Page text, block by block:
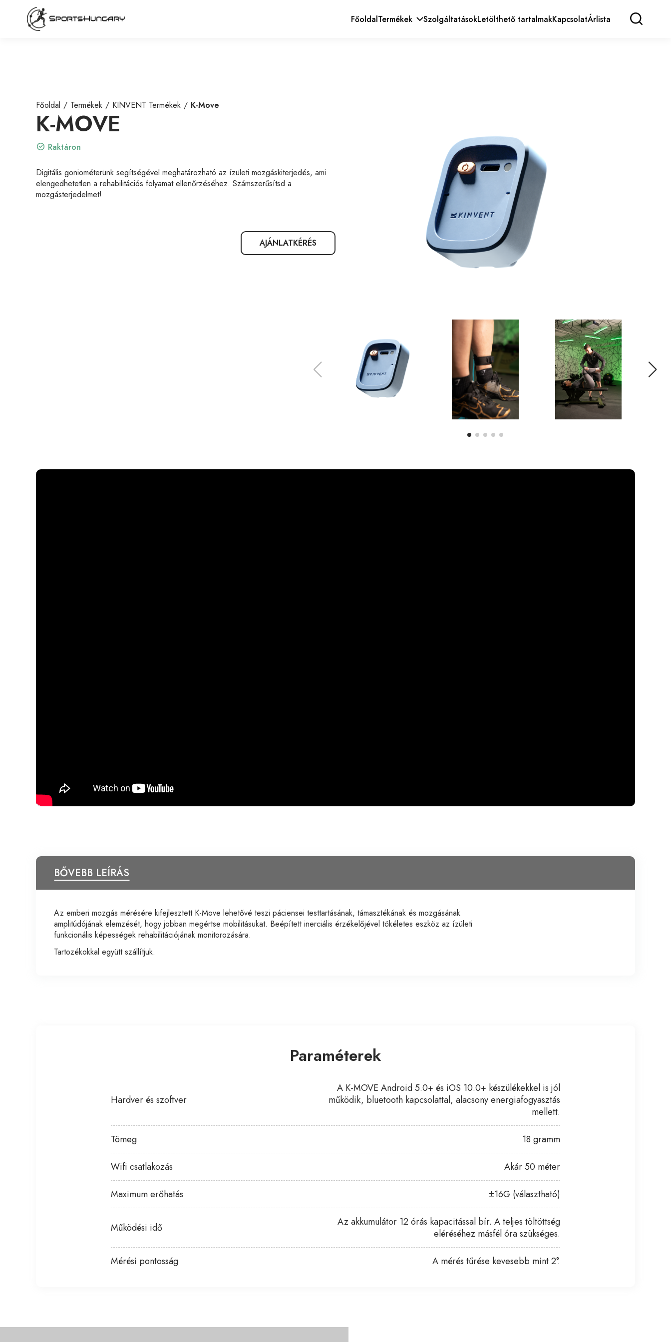
FőoldalTermékek SzolgáltatásokLetölthető tartalmakKapcsolatÁrlista
Főoldal Termékek KINVENT Termékek K-Move
K-MOVE
Raktáron
Digitális goniométerünk segítségével meghatározható az ízületi mozgáskiterjedés, ami
elengedhetetlen a rehabilitációs folyamat ellenőrzéséhez. Számszerűsítsd a
mozgásterjedelmet!
AJÁNLATKÉRÉS
BŐVEBB LEÍRÁS
Az emberi mozgás mérésére kifejlesztett K-Move lehetővé teszi páciensei testtartásának, támasztékának és mozgásának
amplitúdójának elemzését, hogy jobban megértse mobilitásukat. Beépített inerciális érzékelőjével tökéletes eszköz az ízületi
funkcionális képességek rehabilitációjának monitorozására.
Tartozékokkal együtt szállítjuk.
Paraméterek
Hardver és szoftver
A K-MOVE Android 5.0+ és iOS 10.0+ készülékekkel is jól
működik, bluetooth kapcsolattal, alacsony energiafogyasztás
mellett.
Tömeg 18 gramm
Wifi csatlakozás Akár 50 méter
Maximum erőhatás ±16G (választható)
Működési idő
Az akkumulátor 12 órás kapacitással bír. A teljes töltöttség
eléréséhez másfél óra szükséges.
Mérési pontosság A mérés tűrése kevesebb mint 2°.